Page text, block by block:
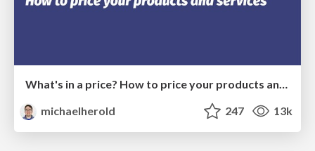
What's in a price? How to price your products and services
michaelherold
247 13k